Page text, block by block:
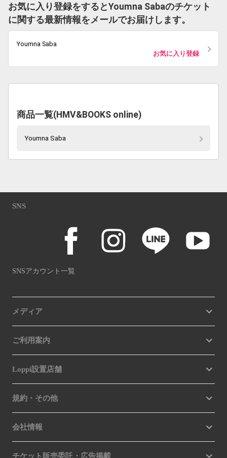
お気に入り登録をするとYoumna Sabaのチケット
に関する最新情報をメールでお届けします。
Youmna Saba
お気に入り登録
商品一覧(HMV&BOOKS online)
Youmna Saba
SNS
SNSアカウント一覧
メディア
ご利用案内
Loppi設置店舗
規約・その他
会社情報
チケット販売委託・広告掲載